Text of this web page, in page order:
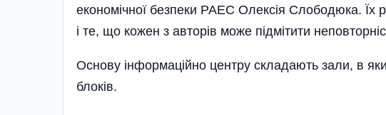
економічної безпеки РАЕС Олексія Слободюка. Їх
і те, що кожен з авторів може підмітити
Основу інформаційно центру складають зали, в
блоків.